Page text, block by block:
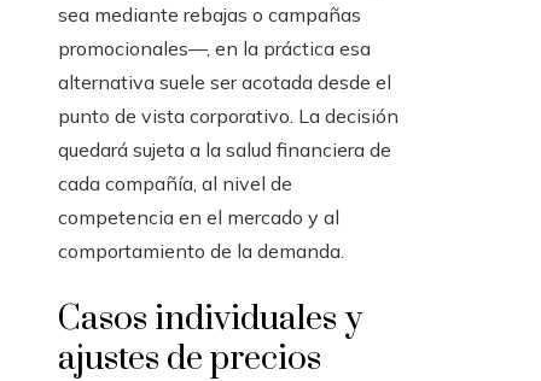
sea mediante rebajas o campañas
promocionales—, en la práctica esa
alternativa suele ser acotada desde el
punto de vista corporativo. La decisión
quedará sujeta a la salud financiera de
cada compañía, al nivel de
competencia en el mercado y al
comportamiento de la demanda.
Casos individuales y
ajustes de precios